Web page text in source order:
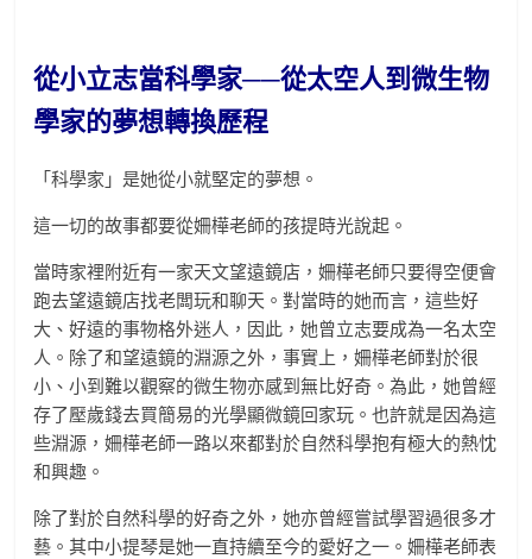
從小立志當科學家──從太空人到微生物
學家的夢想轉換歷程
「科學家」是她從小就堅定的夢想。
這一切的故事都要從姍樺老師的孩提時光說起。
當時家裡附近有一家天文望遠鏡店，姍樺老師只要得空便會
跑去望遠鏡店找老闆玩和聊天。對當時的她而言，這些好
大、好遠的事物格外迷人，因此，她曾立志要成為一名太空
人。除了和望遠鏡的淵源之外，事實上，姍樺老師對於很
小、小到難以觀察的微生物亦感到無比好奇。為此，她曾經
存了壓歲錢去買簡易的光學顯微鏡回家玩。也許就是因為這
些淵源，姍樺老師一路以來都對於自然科學抱有極大的熱忱
和興趣。
除了對於自然科學的好奇之外，她亦曾經嘗試學習過很多才
藝。其中小提琴是她一直持續至今的愛好之一。姍樺老師表